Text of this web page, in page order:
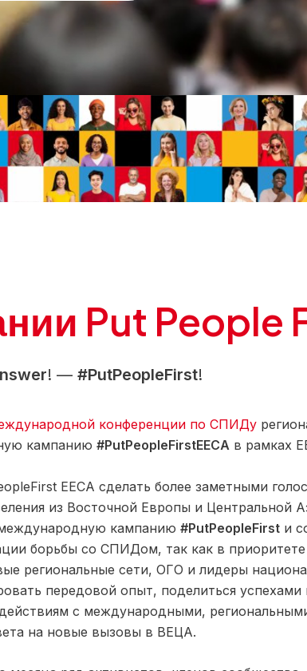
Put People
! — #PutPeopleFirst!
конференции по СПИДу
кампанию #PutPeopleFirstEECA в рамках
EECA сделать более заметными
из Восточной Европы и Центральной
кампанию #PutPeopleFirst и
борьбы со СПИДом, так как в
региональные сети, ОГО и лидеры
передовой опыт, поделиться
с международными,
на новые вызовы в ВЕЦА.